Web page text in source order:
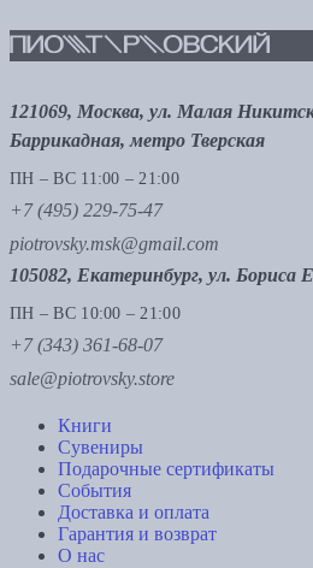
121069, Москва, ул. Малая
Баррикадная, метро Тверская
ПН – ВС 11:00 – 21:00
+7 (495) 229-75-47
piotrovsky.msk@gmail.com
105082, Екатеринбург, ул. Бориса
ПН – ВС 10:00 – 21:00
+7 (343) 361-68-07
sale@piotrovsky.store
Книги
Сувениры
Подарочные сертификаты
События
Доставка и оплата
Гарантия и возврат
О нас